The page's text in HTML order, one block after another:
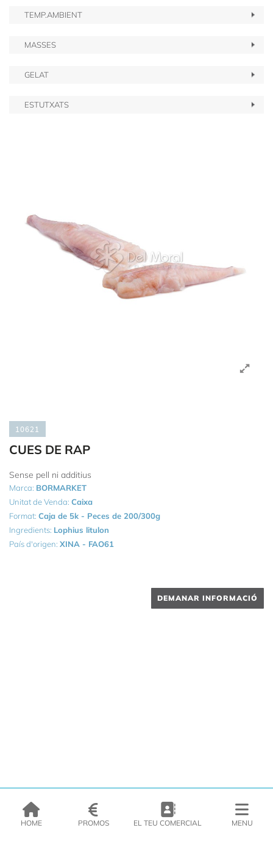
TEMP.AMBIENT
MASSES
GELAT
ESTUTXATS
10621
CUES DE RAP
Sense pell ni additius
Marca: BORMARKET
Unitat de Venda: Caixa
Format: Caja de 5k - Peces de 200/300g
Ingredients: Lophius litulon
País d'origen: XINA - FAO61
DEMANAR INFORMACIÓ
HOME PROMOS EL TEU COMERCIAL MENU